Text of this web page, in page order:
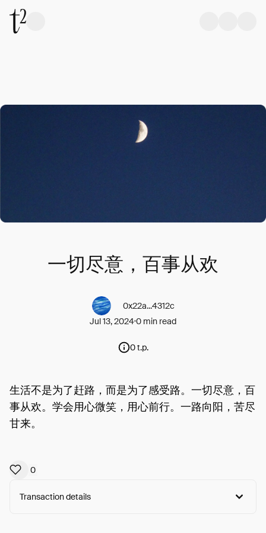
一切尽意，百事从欢
0x22a...4312c
Jul 13, 20240 min read
0 t.p.
生活不是为了赶路，而是为了感受路。一切尽意，百
事从欢。学会用心微笑，用心前行。一路向阳，苦尽
甘来。
0
Transaction details